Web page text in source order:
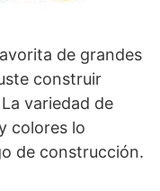
de grandes
construir
variedad de
colores lo
de construcción.